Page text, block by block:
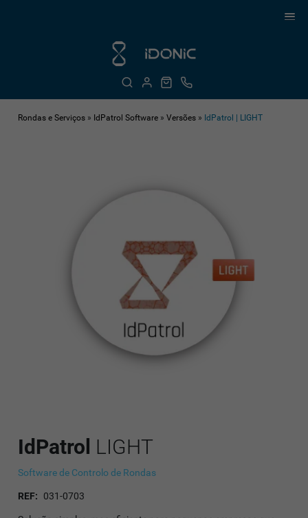
Rondas e Serviços » IdPatrol Software »Versões » IdPatrol | LIGHT
IdPatrol LIGHT
Software de Controlo de Rondas
REF: 031-0703